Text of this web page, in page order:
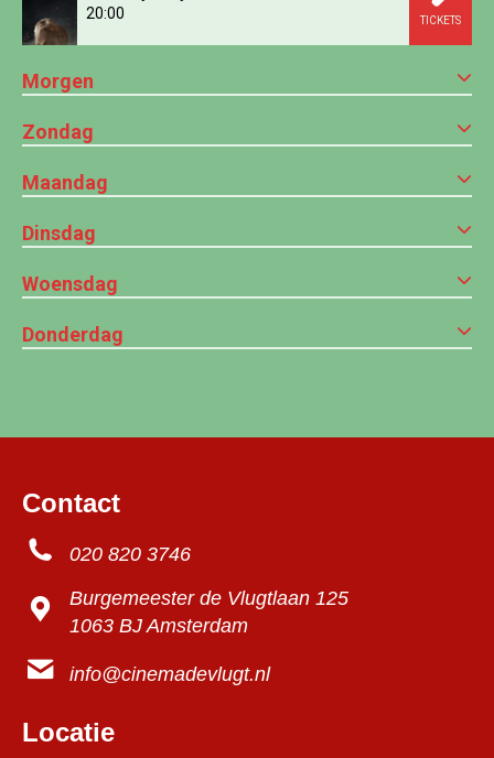
20:00 TICKETS
Morgen
Zondag
Maandag
Dinsdag
Woensdag
Donderdag
Contact
020 820 3746
Burgemeester de Vlugtlaan 125
1063 BJ Amsterdam
info@cinemadevlugt.nl
Locatie